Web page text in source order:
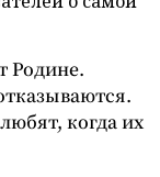
Родине.
когда их